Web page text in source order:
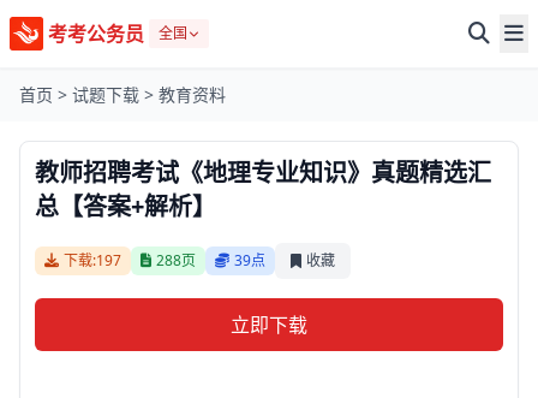
考考公务员 全国
首页 > 试题下载 > 教育资料
教师招聘考试《地理专业知识》真题精选汇
总【答案+解析】
下载:197 288页 39点 收藏
立即下载